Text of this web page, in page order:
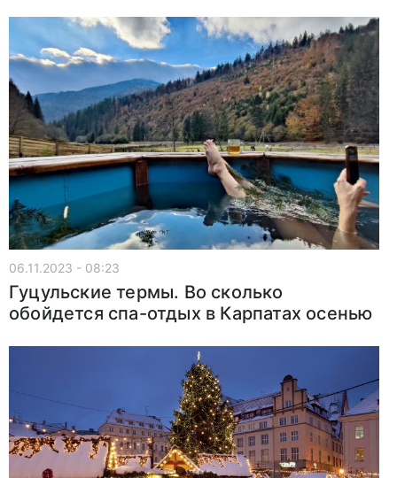
06.11.2023 - 08:23
Гуцульские термы. Во сколько
обойдется спа-отдых в Карпатах осенью